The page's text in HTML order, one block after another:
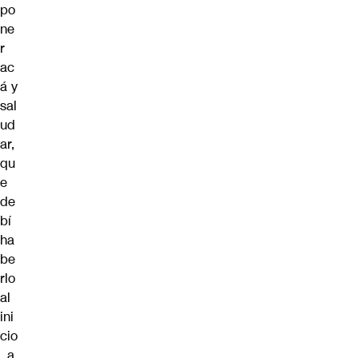
po
ne
r
ac
á y
sal
ud
ar,
qu
e
de
bí
ha
be
rlo
al
ini
cio